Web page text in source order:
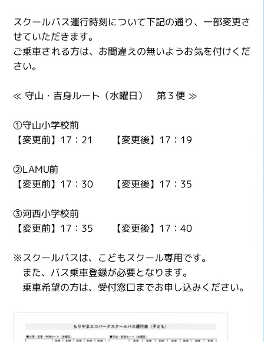
スクールバス運行時刻について下記の通り、一部変更さ
せていただきます。
ご乗車される方は、お間違えの無いようお気を付けくだ
さい。
≪ 守山・吉身ルート（水曜日） 第３便 ≫
①守山小学校前
【変更前】17：21 【変更後】17：19
②LAMU前
【変更前】17：30 【変更後】17：35
③河西小学校前
【変更前】17：35 【変更後】17：40
※スクールバスは、こどもスクール専用です。
また、バス乗車登録が必要となります。
乗車希望の方は、受付窓口までお申し込みください。